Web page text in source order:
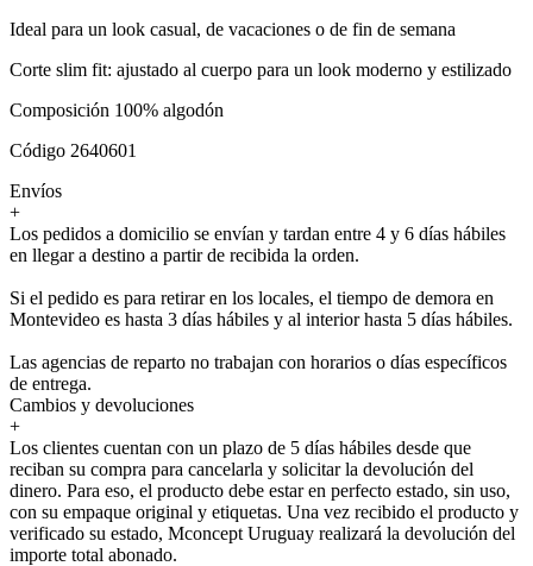
Ideal para un look casual, de vacaciones o de fin de semana
Corte slim fit: ajustado al cuerpo para un look moderno y estilizado
Composición 100% algodón
Código 2640601
Envíos
+
Los pedidos a domicilio se envían y tardan entre 4 y 6 días hábiles
en llegar a destino a partir de recibida la orden.
Si el pedido es para retirar en los locales, el tiempo de demora en
Montevideo es hasta 3 días hábiles y al interior hasta 5 días hábiles.
Las agencias de reparto no trabajan con horarios o días específicos
de entrega.
Cambios y devoluciones
+
Los clientes cuentan con un plazo de 5 días hábiles desde que
reciban su compra para cancelarla y solicitar la devolución del
dinero. Para eso, el producto debe estar en perfecto estado, sin uso,
con su empaque original y etiquetas. Una vez recibido el producto y
verificado su estado, Mconcept Uruguay realizará la devolución del
importe total abonado.